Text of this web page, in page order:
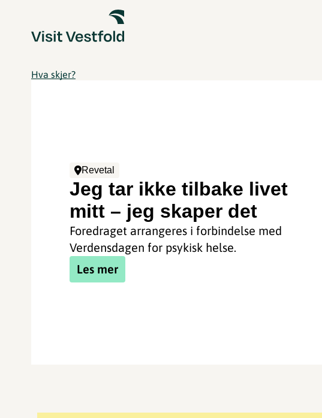
Hva skjer?
Revetal
Jeg tar ikke tilbake livet
mitt – jeg skaper det
Foredraget arrangeres i forbindelse med
Verdensdagen for psykisk helse.
Les mer